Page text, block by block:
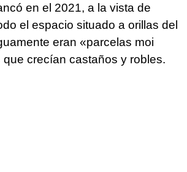
en el 2021, a la vista de
el espacio situado a orillas del
eran «parcelas moi
que crecían castaños y robles.